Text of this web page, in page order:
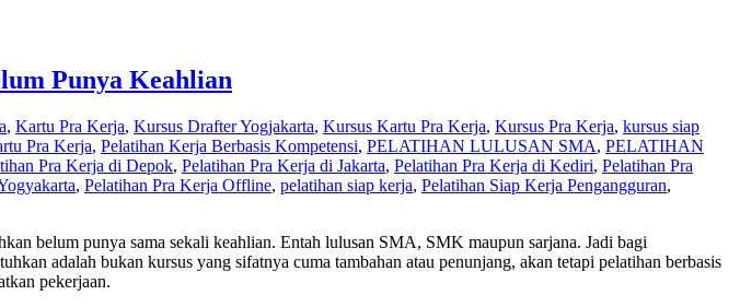
Punya Keahlian
, Kartu Pra Kerja, Kursus Drafter Yogjakarta, Kursus Kartu Pra Kerja, Kursus Pra Kerja, kursus siap
Pra Kerja, Pelatihan Kerja Berbasis Kompetensi, PELATIHAN LULUSAN SMA, PELATIHAN
Pra Kerja di Depok, Pelatihan Pra Kerja di Jakarta, Pelatihan Pra Kerja di Kediri, Pelatihan Pra
, Pelatihan Pra Kerja Offline, pelatihan siap kerja, Pelatihan Siap Kerja Pengangguran,
belum punya sama sekali keahlian. Entah lulusan SMA, SMK maupun sarjana. Jadi bagi
adalah bukan kursus yang sifatnya cuma tambahan atau penunjang, akan tetapi pelatihan berbasis
pekerjaan.